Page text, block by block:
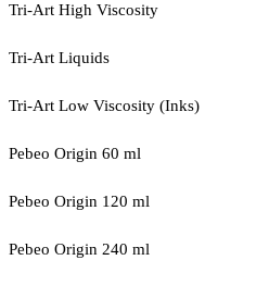
Tri-Art High Viscosity
Tri-Art Liquids
Tri-Art Low Viscosity (Inks)
Pebeo Origin 60 ml
Pebeo Origin 120 ml
Pebeo Origin 240 ml